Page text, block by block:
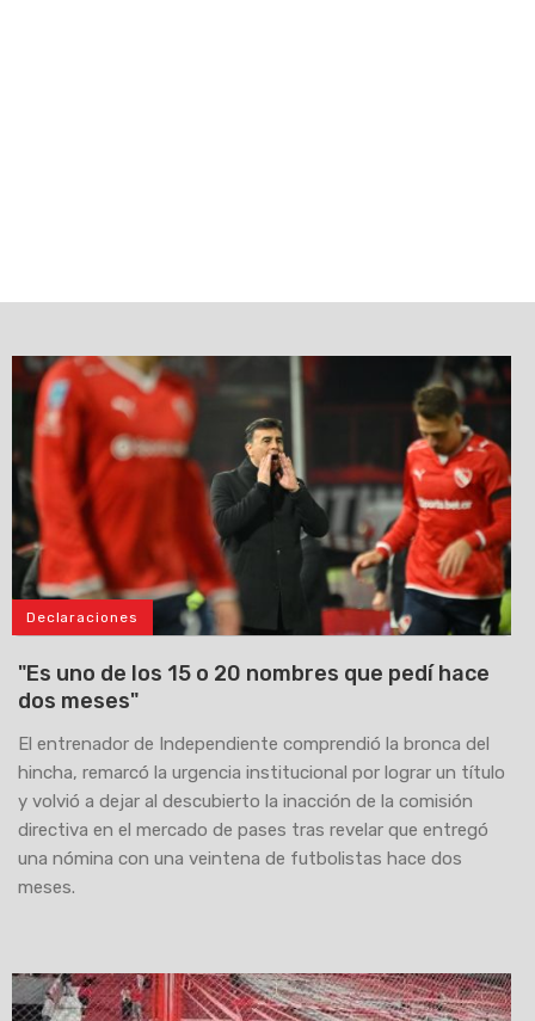
Declaraciones
"Es uno de los 15 o 20 nombres que pedí hace
dos meses"
El entrenador de Independiente comprendió la bronca del
hincha, remarcó la urgencia institucional por lograr un título
y volvió a dejar al descubierto la inacción de la comisión
directiva en el mercado de pases tras revelar que entregó
una nómina con una veintena de futbolistas hace dos
meses.